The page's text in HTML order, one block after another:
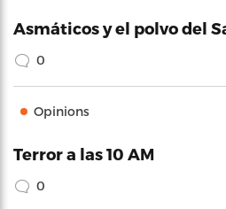
Asmáticos y el polvo del
0
Opinions
Terror a las 10 AM
0